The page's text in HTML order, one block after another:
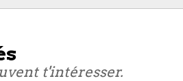
t'intéresser.